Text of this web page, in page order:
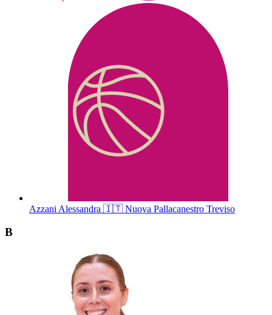
AzzaniAlessandra 🇮🇹 Nuova Pallacanestro Treviso
B